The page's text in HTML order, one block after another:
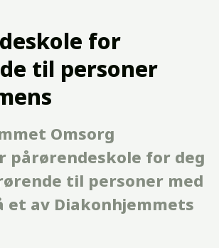
for
til personer
Omsorg
pårørendeskole for deg
til personer med
et av Diakonhjemmets